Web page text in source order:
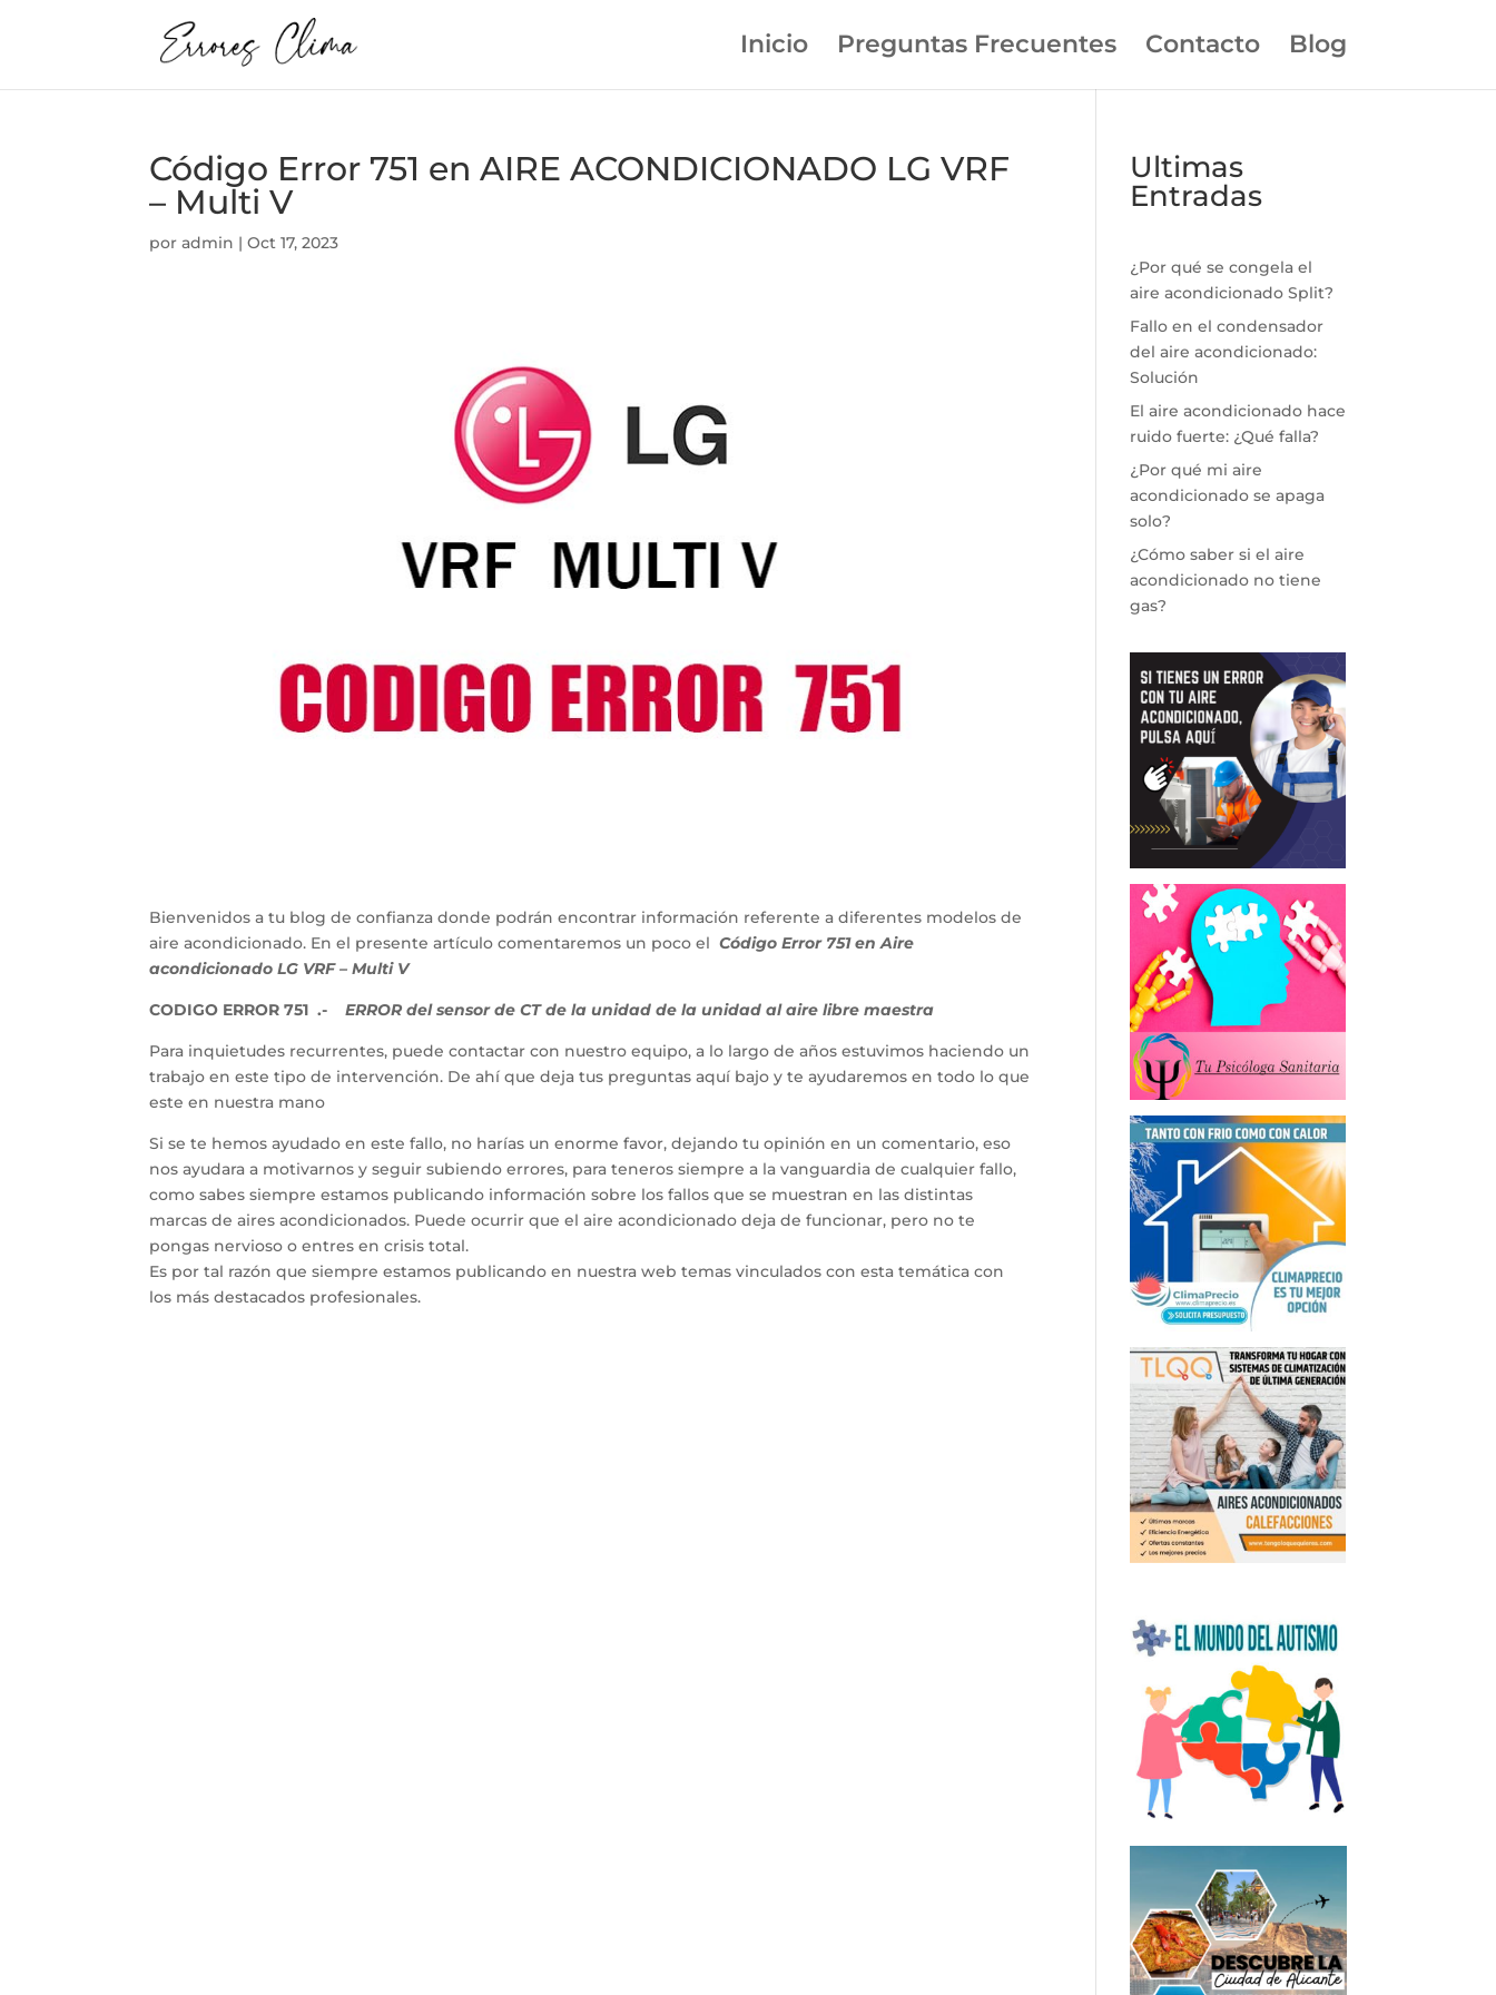
Inicio Preguntas Frecuentes Contacto Blog
Código Error 751 en AIRE ACONDICIONADO LG VRF
– Multi V
poradmin |Oct 17, 2023
Bienvenidos a tu blog de confianza donde podrán encontrar información referente a diferentes modelos de
aire acondicionado. En el presente artículo comentaremos un poco elCódigo Error 751 en Aire
acondicionado LG VRF – Multi V
CODIGO ERROR 751 .- ERROR del sensor de CT de la unidad de la unidad al aire libre maestra
Para inquietudes recurrentes, puede contactar con nuestro equipo, a lo largo de años estuvimos haciendo un
trabajo en este tipo de intervención. De ahí que deja tus preguntas aquí bajo y te ayudaremos en todo lo que
este en nuestra mano
Si se te hemos ayudado en este fallo, no harías un enorme favor, dejando tu opinión en un comentario, eso
nos ayudara a motivarnos y seguir subiendo errores, para teneros siempre a la vanguardia de cualquier fallo,
como sabes siempre estamos publicando información sobre los fallos que se muestran en las distintas
marcas de aires acondicionados. Puede ocurrir que el aire acondicionado deja de funcionar, pero no te
pongas nervioso o entres en crisis total.
Es por tal razón que siempre estamos publicando en nuestra web temas vinculados con esta temática con
los más destacados profesionales.
Ultimas
Entradas
¿Por qué se congela el
aire acondicionado Split?
Fallo en el condensador
del aire acondicionado:
Solución
El aire acondicionado hace
ruido fuerte: ¿Qué falla?
¿Por qué mi aire
acondicionado se apaga
solo?
¿Cómo saber si el aire
acondicionado no tiene
gas?